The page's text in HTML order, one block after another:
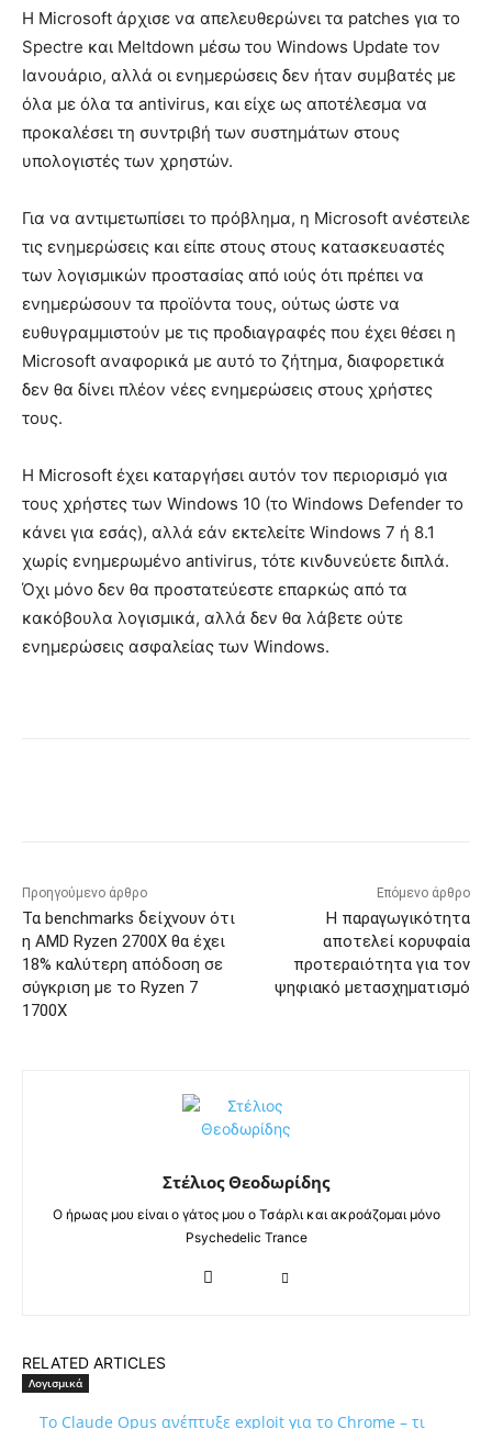
Η Microsoft άρχισε να απελευθερώνει τα patches για το
Spectre και Meltdown μέσω του Windows Update τον
Ιανουάριο, αλλά οι ενημερώσεις δεν ήταν συμβατές με
όλα με όλα τα antivirus, και είχε ως αποτέλεσμα να
προκαλέσει τη συντριβή των συστημάτων στους
υπολογιστές των χρηστών.
Για να αντιμετωπίσει το πρόβλημα, η Microsoft ανέστειλε
τις ενημερώσεις και είπε στους στους κατασκευαστές
των λογισμικών προστασίας από ιούς ότι πρέπει να
ενημερώσουν τα προϊόντα τους, ούτως ώστε να
ευθυγραμμιστούν με τις προδιαγραφές που έχει θέσει η
Microsoft αναφορικά με αυτό το ζήτημα, διαφορετικά
δεν θα δίνει πλέον νέες ενημερώσεις στους χρήστες
τους.
Η Microsoft έχει καταργήσει αυτόν τον περιορισμό για
τους χρήστες των Windows 10 (το Windows Defender το
κάνει για εσάς), αλλά εάν εκτελείτε Windows 7 ή 8.1
χωρίς ενημερωμένο antivirus, τότε κινδυνεύετε διπλά.
Όχι μόνο δεν θα προστατεύεστε επαρκώς από τα
κακόβουλα λογισμικά, αλλά δεν θα λάβετε ούτε
ενημερώσεις ασφαλείας των Windows.
Προηγούμενο άρθρο
Τα benchmarks δείχνουν ότι
η AMD Ryzen 2700X θα έχει
18% καλύτερη απόδοση σε
σύγκριση με το Ryzen 7
1700X
Επόμενο άρθρο
Η παραγωγικότητα
αποτελεί κορυφαία
προτεραιότητα για τον
ψηφιακό μετασχηματισμό
Στέλιος Θεοδωρίδης
Ο ήρωας μου είναι ο γάτος μου ο Τσάρλι και ακροάζομαι μόνο
Psychedelic Trance
RELATED ARTICLES
Λογισμικά
Το Claude Opus ανέπτυξε exploit για το Chrome – τι